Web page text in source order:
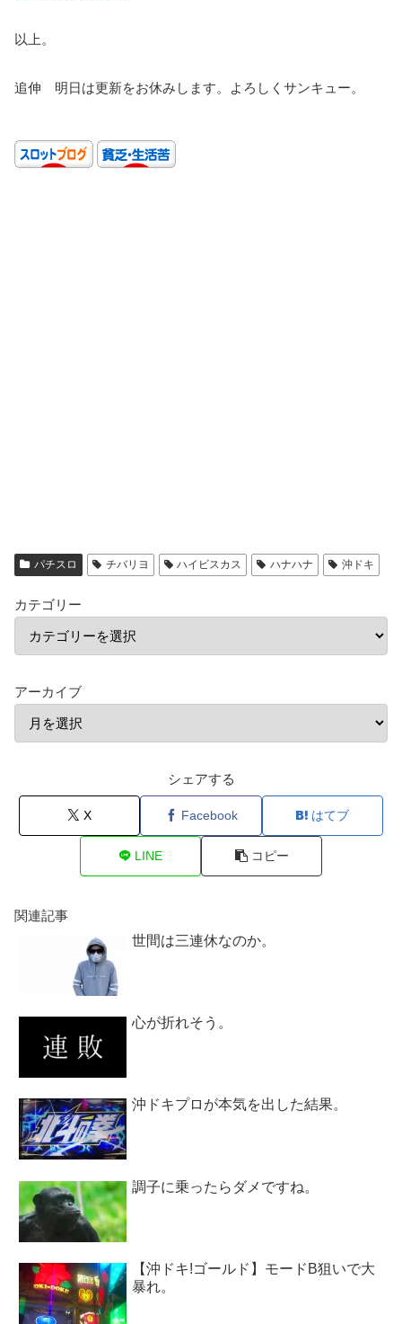
以上。
追伸 明日は更新をお休みします。よろしくサンキュー。
パチスロ チバリヨ ハイビスカス ハナハナ 沖ドキ
カテゴリー
アーカイブ
シェアする
X Facebook はてブ
LINE コピー
関連記事
世間は三連休なのか。
心が折れそう。
沖ドキプロが本気を出した結果。
調子に乗ったらダメですね。
【沖ドキ!ゴールド】モードB狙いで大
暴れ。